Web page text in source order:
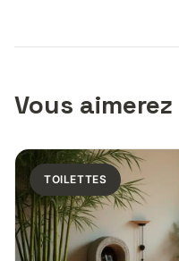
Vous
TOILETTES